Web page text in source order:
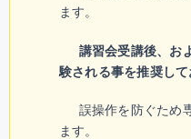
ます。
講習会受講後、お
験される事を推奨して
誤操作を防ぐため
ます。